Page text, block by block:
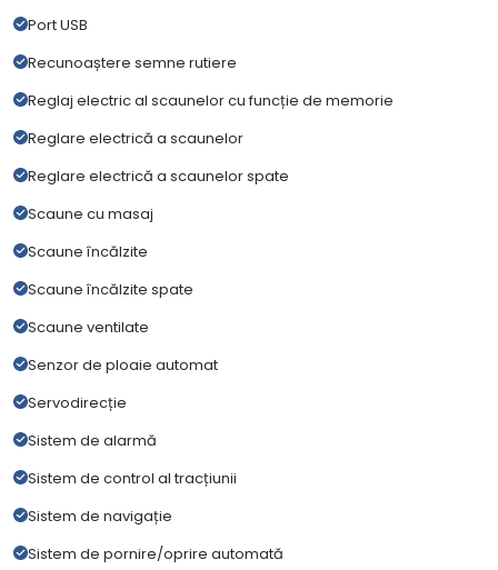
Port USB
Recunoaștere semne rutiere
Reglaj electric al scaunelor cu funcție de memorie
Reglare electrică a scaunelor
Reglare electrică a scaunelor spate
Scaune cu masaj
Scaune încălzite
Scaune încălzite spate
Scaune ventilate
Senzor de ploaie automat
Servodirecție
Sistem de alarmă
Sistem de control al tracțiunii
Sistem de navigație
Sistem de pornire/oprire automată